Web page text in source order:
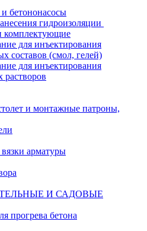
бетононасосы
гидроизоляции
комплектующие
для инъектирования
составов (смол, гелей)
для инъектирования
растворов
и монтажные патроны,
арматуры
И САДОВЫЕ
прогрева бетона